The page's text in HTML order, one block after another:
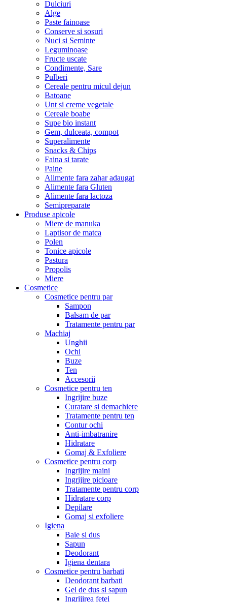
Dulciuri
Alge
Paste fainoase
Conserve si sosuri
Nuci si Seminte
Leguminoase
Fructe uscate
Condimente, Sare
Pulberi
Cereale pentru micul dejun
Batoane
Unt si creme vegetale
Cereale boabe
Supe bio instant
Gem, dulceata, compot
Superalimente
Snacks & Chips
Faina si tarate
Paine
Alimente fara zahar adaugat
Alimente fara Gluten
Alimente fara lactoza
Semipreparate
Produse apicole
Miere de manuka
Laptisor de matca
Polen
Tonice apicole
Pastura
Propolis
Miere
Cosmetice
Cosmetice pentru par
Sampon
Balsam de par
Tratamente pentru par
Machiaj
Unghii
Ochi
Buze
Ten
Accesorii
Cosmetice pentru ten
Ingrijire buze
Curatare si demachiere
Tratamente pentru ten
Contur ochi
Anti-imbatranire
Hidratare
Gomaj & Exfoliere
Cosmetice pentru corp
Ingrijire maini
Ingrijire picioare
Tratamente pentru corp
Hidratare corp
Depilare
Gomaj si exfoliere
Igiena
Baie si dus
Sapun
Deodorant
Igiena dentara
Cosmetice pentru barbati
Deodorant barbati
Gel de dus si sapun
Ingrijirea fetei